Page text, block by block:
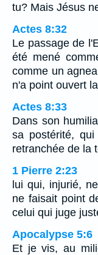
tu? Mais Jésus
Actes 8:32
Le passage de
été mené
comme un
n'a point ouvert
Actes 8:33
Dans son
sa postérité,
retranchée de la
1 Pierre 2:23
lui qui, injurié,
ne faisait point
celui qui juge
Apocalypse 5:6
Et je vis, au